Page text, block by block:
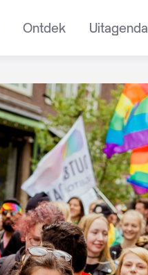
Ontdek Uitagenda